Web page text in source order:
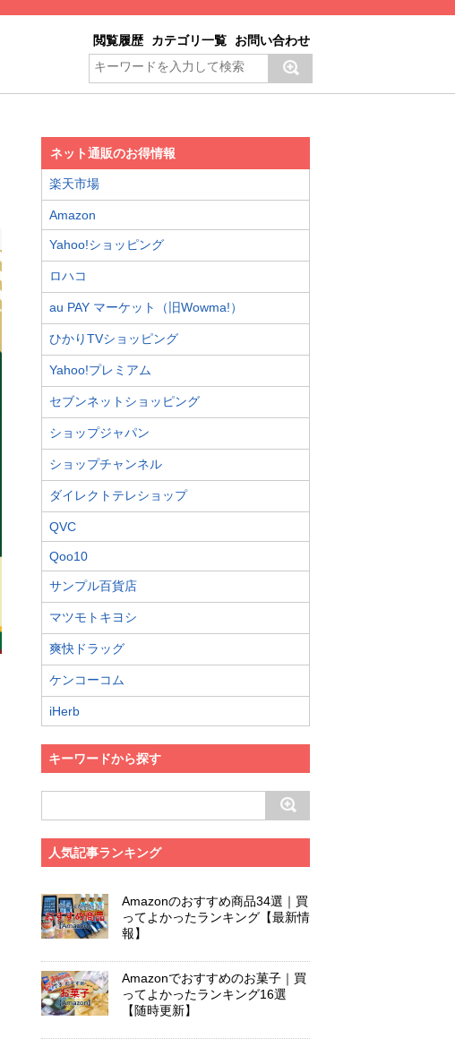
閲覧履歴 カテゴリ一覧 お問い合わせ
ネット通販のお得情報
楽天市場
Amazon
Yahoo!ショッピング
ロハコ
au PAY マーケット（旧Wowma!）
ひかりTVショッピング
Yahoo!プレミアム
セブンネットショッピング
ショップジャパン
ショップチャンネル
ダイレクトテレショップ
QVC
Qoo10
サンプル百貨店
マツモトキヨシ
爽快ドラッグ
ケンコーコム
iHerb
キーワードから探す
人気記事ランキング
Amazonのおすすめ商品34選｜買
ってよかったランキング【最新情
報】
Amazonでおすすめのお菓子｜買
ってよかったランキング16選
【随時更新】